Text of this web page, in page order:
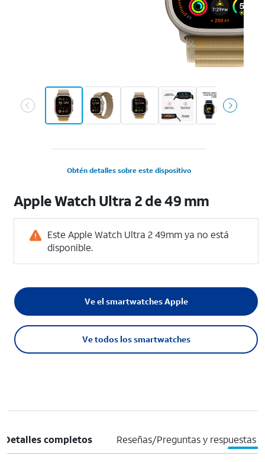
Obtén detalles sobre este dispositivo
Apple Watch Ultra 2 de 49 mm
Este Apple Watch Ultra 2 49mm ya no está
disponible.
Ve todos los smartwatches
Ve el smartwatches Apple
Detalles completos Reseñas/Preguntas y respuestas